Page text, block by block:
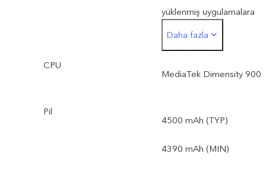
yüklenmiş uygulamalara
ayrılan depolama alanı
nedeniyle 8 GB'tan daha
*Gerçek kullanılabilir ROM
kapasitesi, işletim
Daha fazla
CPU
MediaTek Dimensity 900
Pil
4500 mAh (TYP)
4390 mAh (MIN)